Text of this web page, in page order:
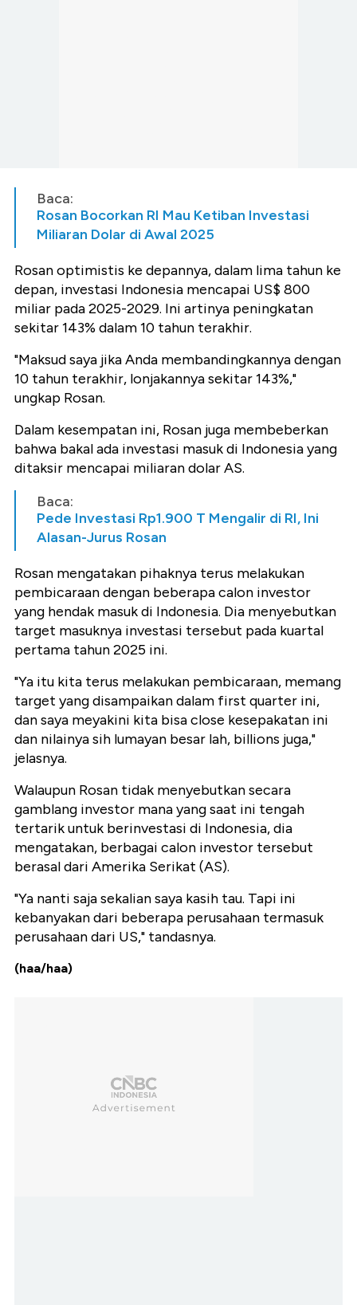
Baca:
Rosan Bocorkan RI Mau Ketiban Investasi
Miliaran Dolar di Awal 2025
Rosan optimistis ke depannya, dalam lima tahun ke
depan, investasi Indonesia mencapai US$ 800
miliar pada 2025-2029. Ini artinya peningkatan
sekitar 143% dalam 10 tahun terakhir.
"Maksud saya jika Anda membandingkannya dengan
10 tahun terakhir, lonjakannya sekitar 143%,"
ungkap Rosan.
Dalam kesempatan ini, Rosan juga membeberkan
bahwa bakal ada investasi masuk di Indonesia yang
ditaksir mencapai miliaran dolar AS.
Baca:
Pede Investasi Rp1.900 T Mengalir di RI, Ini
Alasan-Jurus Rosan
Rosan mengatakan pihaknya terus melakukan
pembicaraan dengan beberapa calon investor
yang hendak masuk di Indonesia. Dia menyebutkan
target masuknya investasi tersebut pada kuartal
pertama tahun 2025 ini.
"Ya itu kita terus melakukan pembicaraan, memang
target yang disampaikan dalam first quarter ini,
dan saya meyakini kita bisa close kesepakatan ini
dan nilainya sih lumayan besar lah, billions juga,"
jelasnya.
Walaupun Rosan tidak menyebutkan secara
gamblang investor mana yang saat ini tengah
tertarik untuk berinvestasi di Indonesia, dia
mengatakan, berbagai calon investor tersebut
berasal dari Amerika Serikat (AS).
"Ya nanti saja sekalian saya kasih tau. Tapi ini
kebanyakan dari beberapa perusahaan termasuk
perusahaan dari US," tandasnya.
(haa/haa)